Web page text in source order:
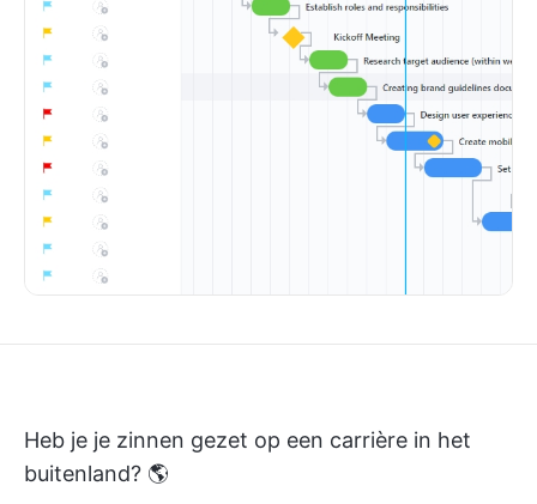
Heb je je zinnen gezet op een carrière in het
buitenland? 🌎